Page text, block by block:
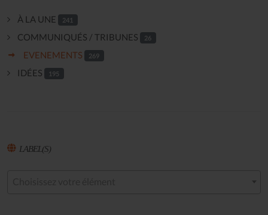
À LA UNE 241
COMMUNIQUÉS / TRIBUNES 26
EVENEMENTS 269
IDÉES 195
LABEL(S)